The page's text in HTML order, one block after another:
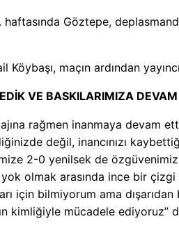
haftasında Göztepe,
maçın ardından
VE BASKILARIMIZA DEVAM
rağmen inanmaya devam
değil, inancınızı
2-0 yenilsek de
olmak arasında ince bir çizgi
için bilmiyorum ama dışarıdan
kimliğiyle mücadele ediyoruz”